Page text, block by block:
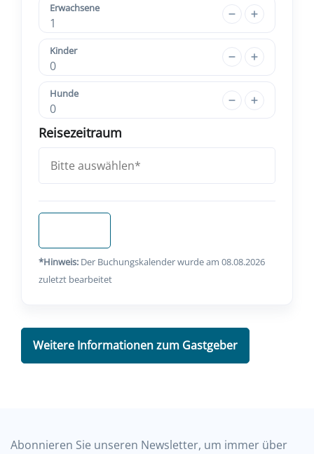
Erwachsene
1
Kinder
0
Hunde
0
Reisezeitraum
*Hinweis: Der Buchungskalender wurde am 08.08.2026
zuletzt bearbeitet
Weitere Informationen zum Gastgeber
Abonnieren Sie unseren Newsletter, um immer über